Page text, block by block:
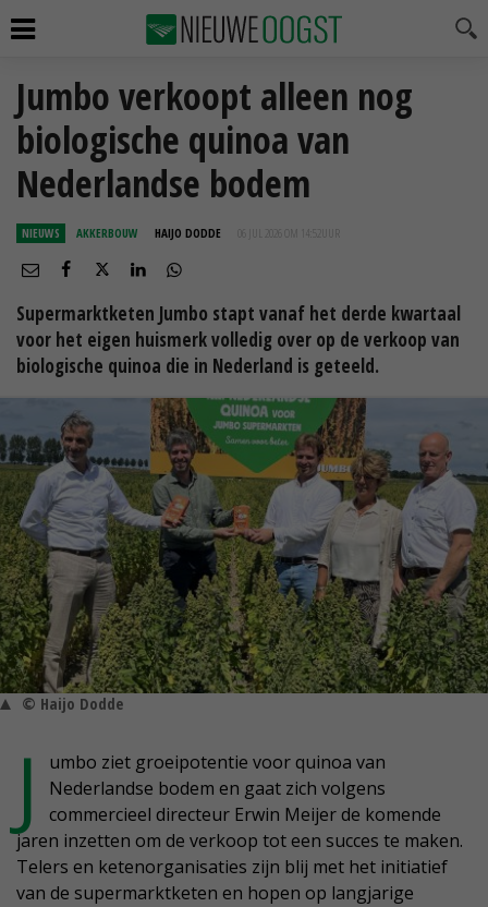
Jumbo verkoopt alleen nog
biologische quinoa van
Nederlandse bodem
NIEUWS AKKERBOUW HAIJO DODDE 06 JUL 2026 OM 14:52
Supermarktketen Jumbo stapt vanaf het derde kwartaal
voor het eigen huismerk volledig over op de verkoop van
biologische quinoa die in Nederland is geteeld.
© Haijo Dodde
J
umbo ziet groeipotentie voor quinoa van
Nederlandse bodem en gaat zich volgens
commercieel directeur Erwin Meijer de komende
jaren inzetten om de verkoop tot een succes te maken.
Telers en ketenorganisaties zijn blij met het initiatief
van de supermarktketen en hopen op langjarige